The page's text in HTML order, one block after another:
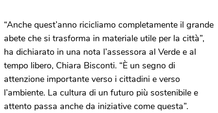
“Anche quest’anno ricicliamo completamente il grande
abete che si trasforma in materiale utile per la città”,
ha dichiarato in una nota l’assessora al Verde e al
tempo libero, Chiara Bisconti. “È un segno di
attenzione importante verso i cittadini e verso
l’ambiente. La cultura di un futuro più sostenibile e
attento passa anche da iniziative come questa”.